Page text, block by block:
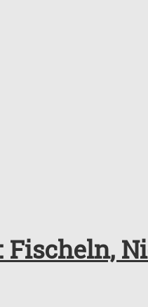
Fischeln,